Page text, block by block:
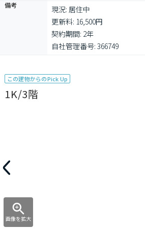
備考
現況: 居住中
更新料: 16,500円
契約期間: 2年
自社管理番号: 366749
この建物からのPick Up
1K/3階
画像を拡大